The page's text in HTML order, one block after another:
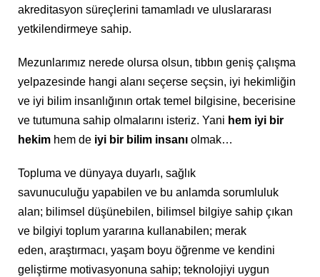
akreditasyon süreçlerini tamamladı ve uluslararası
yetkilendirmeye sahip.
Mezunlarımız nerede olursa olsun, tıbbın geniş çalışma
yelpazesinde hangi alanı seçerse seçsin, iyi hekimliğin
ve iyi bilim insanlığının ortak temel bilgisine, becerisine
ve tutumuna sahip olmalarını isteriz. Yani hem iyi bir
hekim hem de iyi bir bilim insanı olmak…
Topluma ve dünyaya duyarlı, sağlık
savunuculuğu yapabilen ve bu anlamda sorumluluk
alan; bilimsel düşünebilen, bilimsel bilgiye sahip çıkan
ve bilgiyi toplum yararına kullanabilen; merak
eden, araştırmacı, yaşam boyu öğrenme ve kendini
geliştirme motivasyonuna sahip; teknolojiyi uygun